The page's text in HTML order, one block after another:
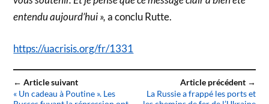
entendu aujourd’hui »,a conclu Rutte.
https://uacrisis.org/fr/1331
← Article suivant
« Un cadeau à Poutine ». Les
Article précédent →
La Russie a frappé les ports et